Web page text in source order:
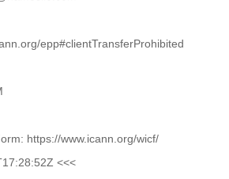
epp#clientTransferProhibited
https://www.icann.org/wicf/
<<<